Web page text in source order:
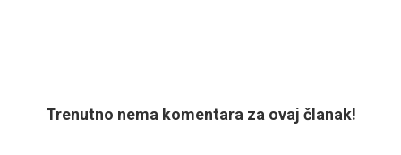
Trenutno nema komentara za ovaj članak!